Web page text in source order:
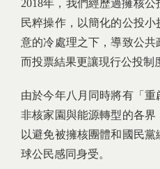
2018年，我們經歷過擁核
民粹操作，以簡化的公投
意的冷處理之下，導致公共
而投票結果更讓現行公投制
由於今年八月同時將有「
非核家園與能源轉型的各
以避免被擁核團體和國民
球公民感同身受。